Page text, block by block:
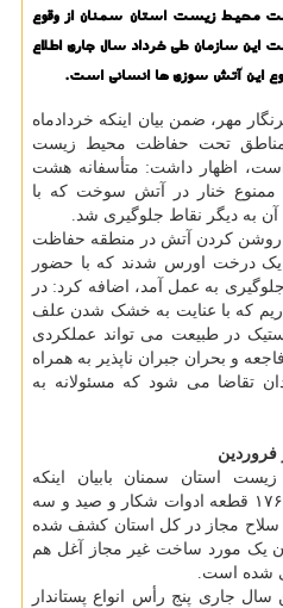
محیط زیست استان سمنان از وقوع
سازمان طی خرداد سال جاری اطلاع
این آتش سوزی ها انسانی است.
مهر، ضمن بیان اینکه خردادماه
تحت حفاظت محیط زیست
اظهار داشت: متأسفانه هشت
ممنوع خنار در آتش سوخت که با
به دیگر نقاط جلوگیری شد.
روشن کردن آتش در منطقه حفاظت
درخت اورس شدند که با حضور
به عمل آمد، اضافه کرد: در
که با عنایت به خشک شدن علف
در طبیعت می تواند عملکردی
و بحران جبران ناپذیر به همراه
تقاضا می شود که مسئولانه به
استان سمنان بابیان اینکه
فروردین سال جاری ۲۵ تخلف، ۱۷۶ قطعه ادوات شکار و صید و سه
مجاز در کل استان کشف شده
یک مورد ساخت غیر مجاز آغل هم
شده است.
سال جاری پنج رأس انواع پستاندار